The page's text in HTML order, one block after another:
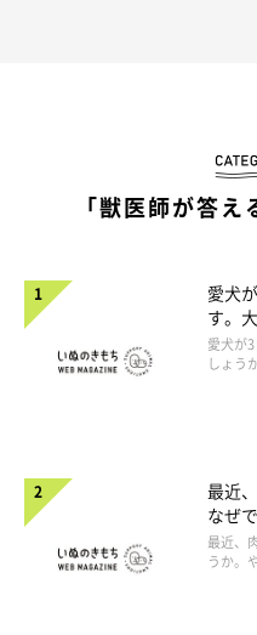
「獣医師が答
愛犬
す。
愛犬が
しょう
最近
なぜ
ので
最近、
うか。